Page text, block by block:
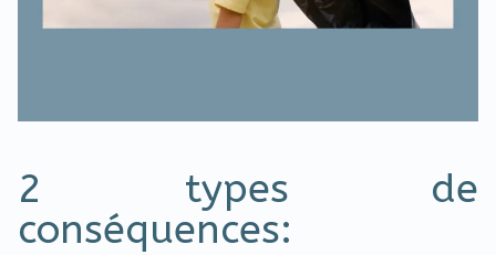
2 types de
conséquences: